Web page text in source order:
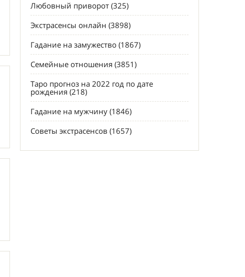
Любовный приворот (325)
Экстрасенсы онлайн (3898)
Гадание на замужество (1867)
Семейные отношения (3851)
Таро прогноз на 2022 год по дате
рождения (218)
Гадание на мужчину (1846)
Советы экстрасенсов (1657)